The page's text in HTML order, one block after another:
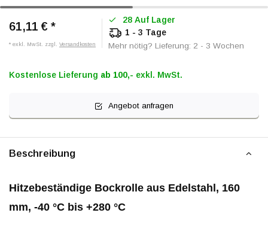
61,11 € *
* exkl. MwSt. zzgl. Versandkosten
28 Auf Lager
1 - 3 Tage
Mehr nötig? Lieferung: 2 - 3 Wochen
Kostenlose Lieferung ab 100,- exkl. MwSt.
Angebot anfragen
Beschreibung
Hitzebeständige Bockrolle aus Edelstahl, 160
mm, -40 °C bis +280 °C